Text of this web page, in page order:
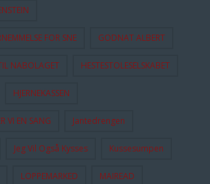
FOR SNE GODNAT ALBERT
NABOLAGET HESTESTOLESELSKABET
HJERNEKASSEN
VI EN SANG Jantedrengen
Jeg Vil Også Kysses Kussesumpen
LOPPEMARKED MAIREAD